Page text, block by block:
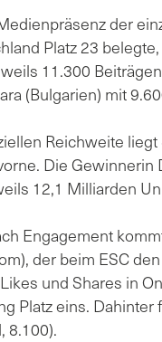
der
Platz 23
11.300
(Bulgarien) mit
Reichweite
Die Gewinnerin
12,1 Milliarden
Engagement
der beim ESC
und Shares in
Platz eins.
8.100).